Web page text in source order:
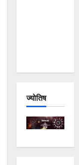
ज्योतिष